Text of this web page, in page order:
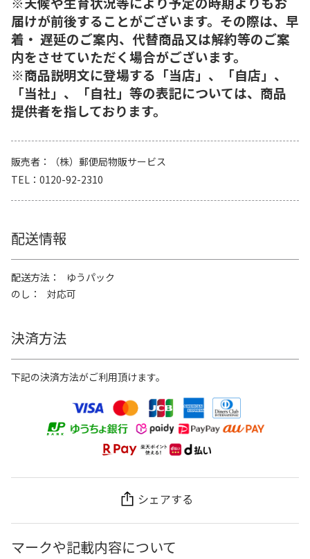
届けが前後することがございます。その際は、早
着・ 遅延のご案内、代替商品又は解約等のご案
内をさせていただく場合がございます。
※商品説明文に登場する「当店」、「自店」、
「当社」、「自社」等の表記については、商品
提供者を指しております。
販売者
（株）郵便局物販サービス
TEL
0120-92-2310
配送情報
配送方法
ゆうパック
のし
対応可
決済方法
下記の決済方法がご利用頂けます。
シェアする
マークや記載内容について